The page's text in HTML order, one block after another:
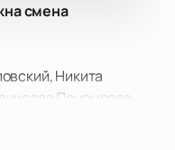
смена
Никита
Пономарев,
Катя